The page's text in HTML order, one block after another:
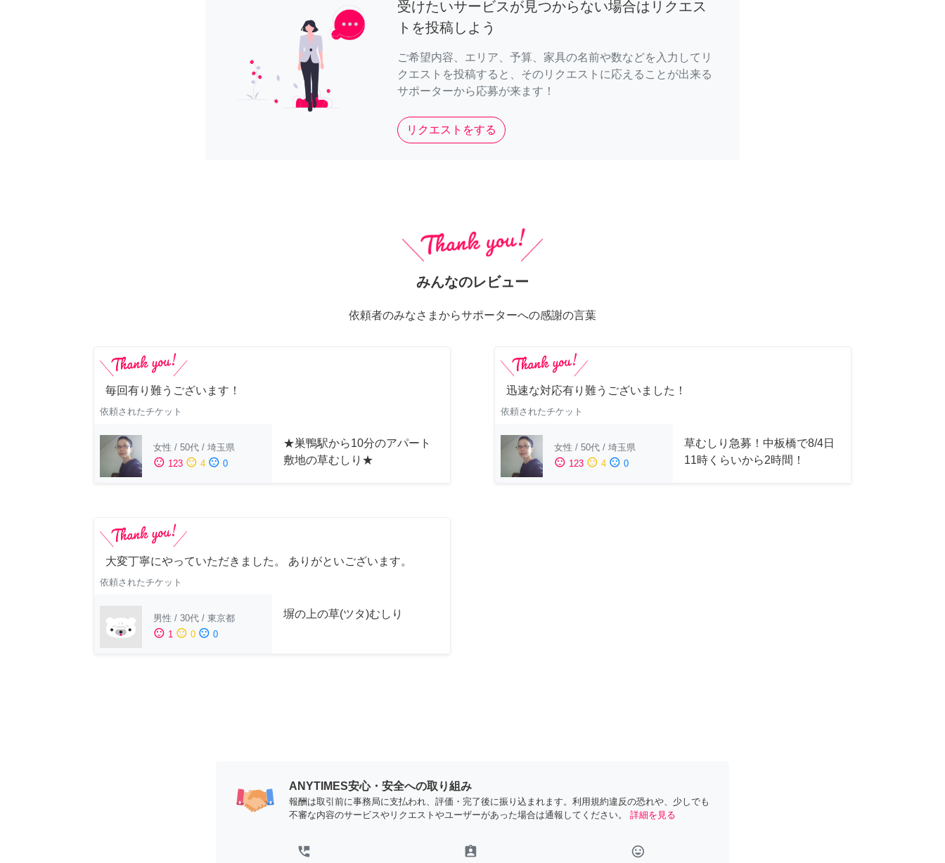
受けたいサービスが見つからない場合はリクエス
トを投稿しよう
ご希望内容、エリア、予算、家具の名前や数などを入力してリ
クエストを投稿すると、そのリクエストに応えることが出来る
サポーターから応募が来ます！
リクエストをする
みんなのレビュー
依頼者のみなさまからサポーターへの感謝の言葉
毎回有り難うございます！
依頼されたチケット
女性 / 50代 / 埼玉県
sentiment_satisfied 123 sentiment_neutral 4 sentiment_dissatisfied 0
★巣鴨駅から10分のアパート
敷地の草むしり★
迅速な対応有り難うございました！
依頼されたチケット
女性 / 50代 / 埼玉県
sentiment_satisfied 123 sentiment_neutral 4 sentiment_dissatisfied 0
草むしり急募！中板橋で8/4日
11時くらいから2時間！
大変丁寧にやっていただきました。 ありがといございます。
依頼されたチケット
男性 / 30代 / 東京都
sentiment_satisfied 1 sentiment_neutral 0 sentiment_dissatisfied 0
塀の上の草(ツタ)むしり
ANYTIMES安心・安全への取り組み
報酬は取引前に事務局に支払われ、評価・完了後に振り込まれます。利用規約違反の恐れや、少しでも
不審な内容のサービスやリクエストやユーザーがあった場合は通報してください。
詳細を見る
perm_phone_msg assignment_ind tag_faces